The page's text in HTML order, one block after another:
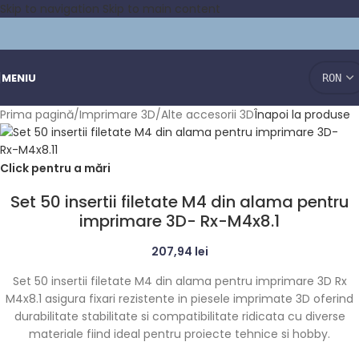
Skip to navigation Skip to main content
MENIU
Prima pagină/Imprimare 3D/Alte accesorii 3DÎnapoi la produse
Click pentru a mări
Set 50 insertii filetate M4 din alama pentru
imprimare 3D- Rx-M4x8.1
207,94 lei
Set 50 insertii filetate M4 din alama pentru imprimare 3D Rx
M4x8.1 asigura fixari rezistente in piesele imprimate 3D oferind
durabilitate stabilitate si compatibilitate ridicata cu diverse
materiale fiind ideal pentru proiecte tehnice si hobby.